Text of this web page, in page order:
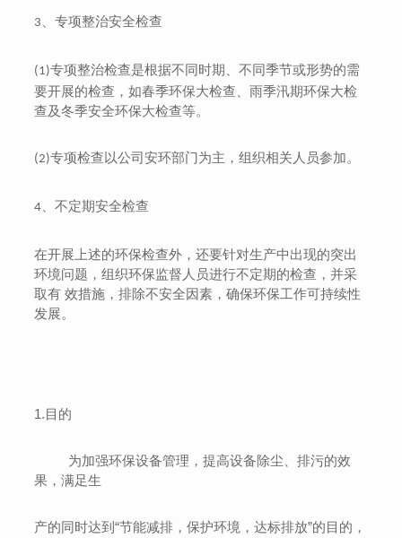
3 、专项整治安全检查
(1)专项整治检查是根据不同时期、不同季节或形势的需
要开展的检查，如春季环保大检查、雨季汛期环保大检
查及冬季安全环保大检查等。
(2)专项检查以公司安环部门为主，组织相关人员参加。
4 、不定期安全检查
在开展上述的环保检查外，还要针对生产中出现的突出
环境问题，组织环保监督人员进行不定期的检查，并采
取有 效措施，排除不安全因素，确保环保工作可持续性
发展。
1.目的
为加强环保设备管理，提高设备除尘、排污的效
果，满足生
产的同时达到“节能减排，保护环境，达标排放”的目的，